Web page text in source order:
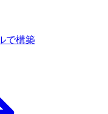
で構築